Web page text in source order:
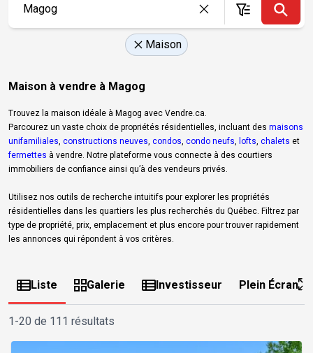
Maison
Maison à vendre à Magog
Trouvez la maison idéale à Magog avec Vendre.ca.
Parcourez un vaste choix de propriétés résidentielles, incluant des maisons
unifamiliales constructions neuves condos condo neufs lofts chalets et
fermettes à vendre. Notre plateforme vous connecte à des courtiers
immobiliers de confiance ainsi qu’à des vendeurs privés.
Utilisez nos outils de recherche intuitifs pour explorer les propriétés
résidentielles dans les quartiers les plus recherchés du Québec. Filtrez par
type de propriété, prix, emplacement et plus encore pour trouver rapidement
les annonces qui répondent à vos critères.
Liste Galerie Investisseur Plein Écran
1-20 de 111 résultats